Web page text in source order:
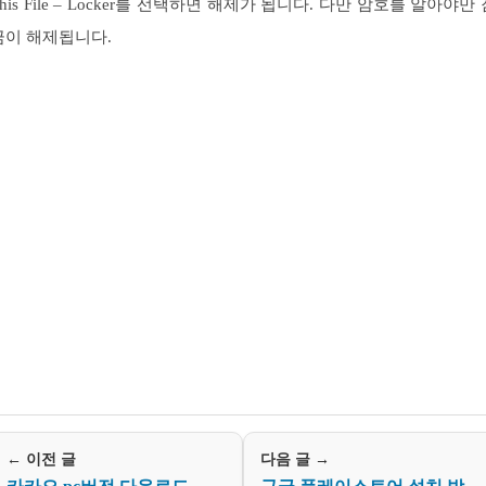
File – Locker를 선택하면 해제가 됩니다. 다만 암호를 알아야만
이 해제됩니다.
← 이전 글 다음 글 →